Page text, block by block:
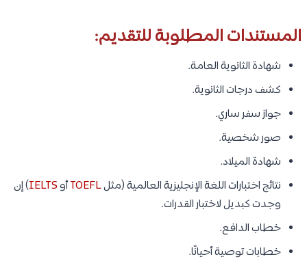
المستندات المطلوبة للتقديم:
شهادة الثانوية العامة.
كشف درجات الثانوية.
جواز سفر ساري.
صور شخصية.
شهادة الميلاد.
نتائج اختبارات اللغة الإنجليزية العالمية (مثلTOEFLأوIELTS) إن
وجدت كبديل لاختبار القدرات.
خطاب الدافع.
خطابات توصية أحيانًا.